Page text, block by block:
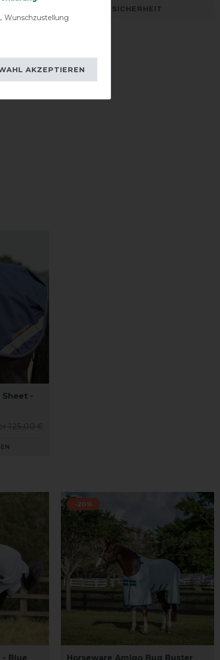
DETAILS ZUR PRODUKTSICHERHEIT
Sheet -
125,00 €
- Blue
-20%
Horseware Amigo Bug Buster
Wunschzustellung
AKZEPTIEREN